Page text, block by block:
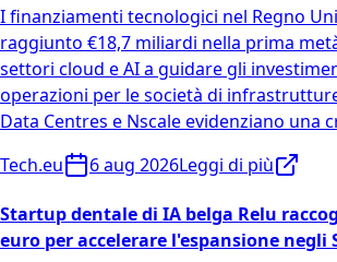
I finanziamenti tecnologici nel Regno
raggiunto €18,7 miliardi nella prima
settori cloud e AI a guidare gli
operazioni per le società di
Data Centres e Nscale evidenziano una
Tech.eu
6 aug 2026Leggi di più
Startup dentale di IA belga Relu
euro per accelerare l'espansione negli